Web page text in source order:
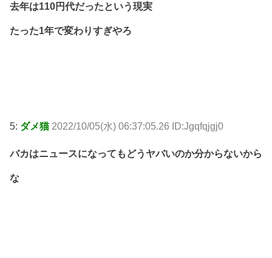
去年は110円代だったという現実
たった1年で変わりすぎやろ
5: ダメ猫 2022/10/05(水) 06:37:05.26 ID:Jgqfqjgj0
バカはニュースになってもどうヤバいのか分からないから
な